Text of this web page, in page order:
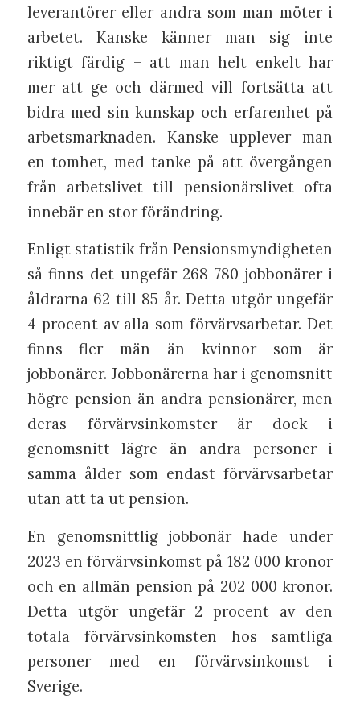
leverantörer eller andra som man möter i
arbetet. Kanske känner man sig inte
riktigt färdig – att man helt enkelt har
mer att ge och därmed vill fortsätta att
bidra med sin kunskap och erfarenhet på
arbetsmarknaden. Kanske upplever man
en tomhet, med tanke på att övergången
från arbetslivet till pensionärslivet ofta
innebär en stor förändring.
Enligt statistik från Pensionsmyndigheten
så finns det ungefär 268 780 jobbonärer i
åldrarna 62 till 85 år. Detta utgör ungefär
4 procent av alla som förvärvsarbetar. Det
finns fler män än kvinnor som är
jobbonärer. Jobbonärerna har i genomsnitt
högre pension än andra pensionärer, men
deras förvärvsinkomster är dock i
genomsnitt lägre än andra personer i
samma ålder som endast förvärvsarbetar
utan att ta ut pension.
En genomsnittlig jobbonär hade under
2023 en förvärvsinkomst på 182 000 kronor
och en allmän pension på 202 000 kronor.
Detta utgör ungefär 2 procent av den
totala förvärvsinkomsten hos samtliga
personer med en förvärvsinkomst i
Sverige.